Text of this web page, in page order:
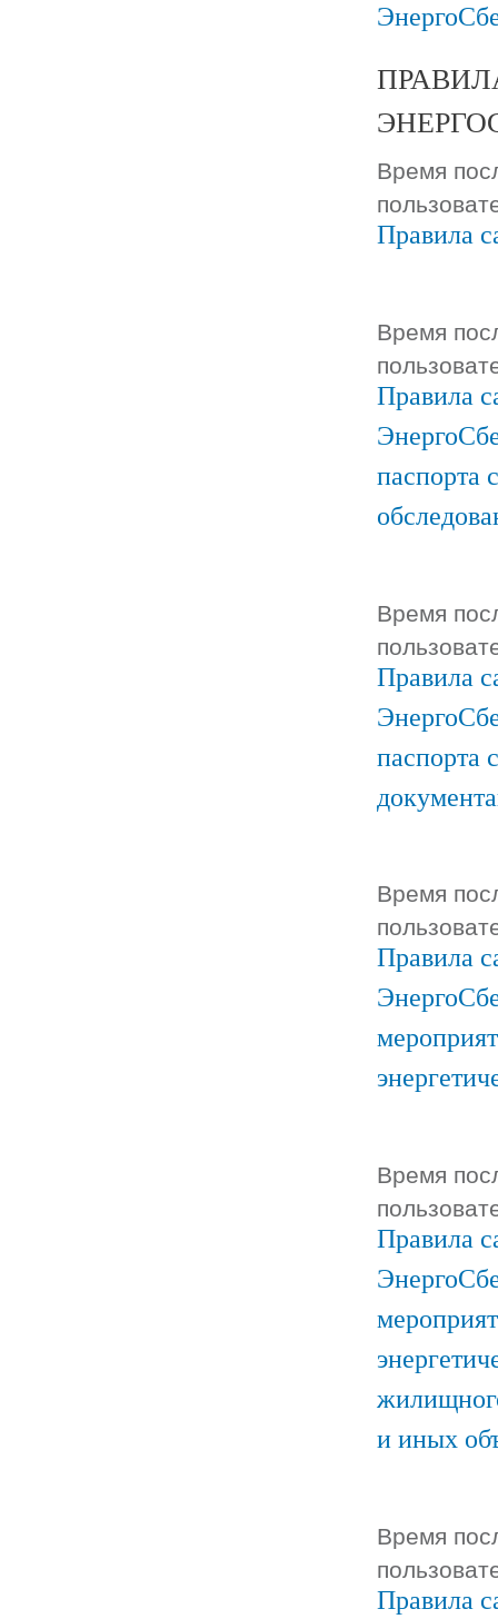
Время
Правила
Время
Правила
паспорта
Время
Правила
паспорта
Время
Правила
Время
Правила
и иных
Время
Правила